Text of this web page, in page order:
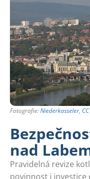
Fotografie:Niederkasseler,
nad
Pravidelná revize
povinnost i investice